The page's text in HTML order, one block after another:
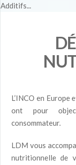
Additifs...
L’INCO en Europe
ont pour
consommateur.
LDM vous
nutritionnelle de